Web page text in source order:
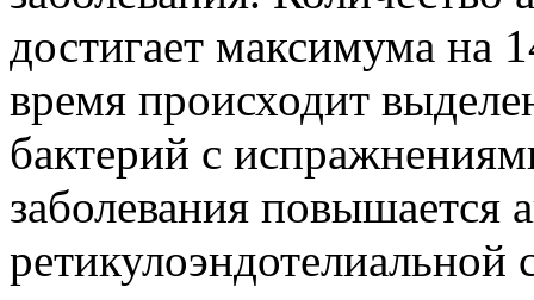
достигает максимума на
время происходит
бактерий с
заболевания повышается